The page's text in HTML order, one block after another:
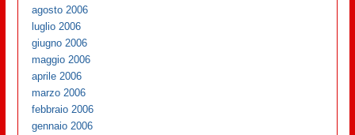
agosto 2006
luglio 2006
giugno 2006
maggio 2006
aprile 2006
marzo 2006
febbraio 2006
gennaio 2006